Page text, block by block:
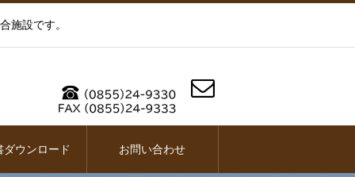
施設です。
ダウンロード お問い合わせ